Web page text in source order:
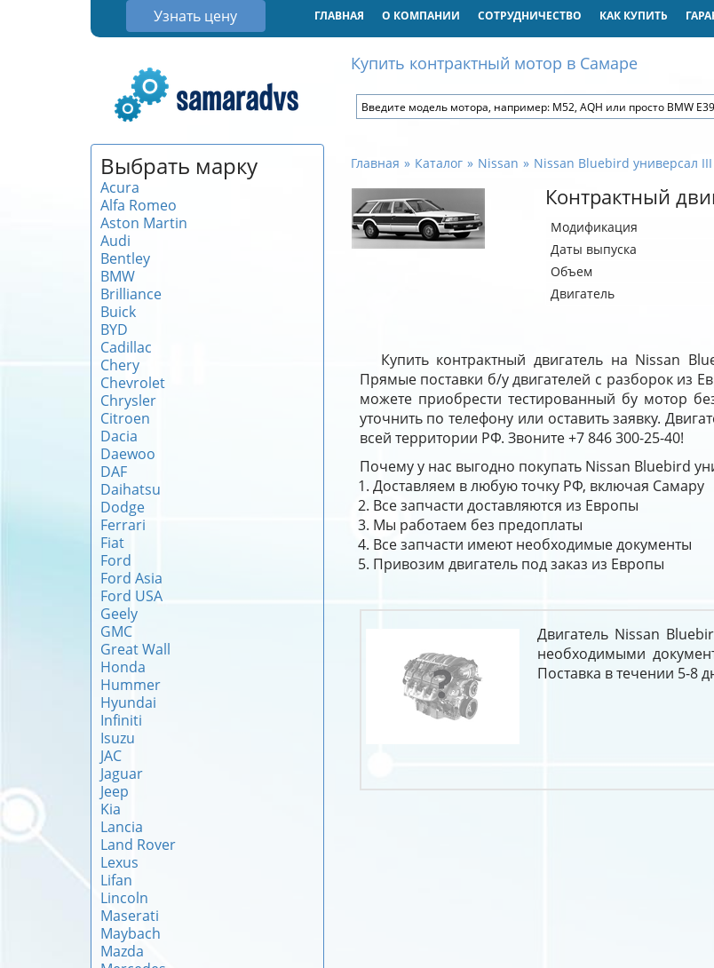
Узнать цену ГЛАВНАЯ О КОМПАНИИ СОТРУДНИЧЕСТВО КАК КУПИТЬ
Купить контрактный мотор в Самаре
Выбрать марку
Acura
Alfa Romeo
Aston Martin
Audi
Bentley
BMW
Brilliance
Buick
BYD
Cadillac
Chery
Chevrolet
Chrysler
Citroen
Dacia
Daewoo
DAF
Daihatsu
Dodge
Ferrari
Fiat
Ford
Ford Asia
Ford USA
Geely
GMC
Great Wall
Honda
Hummer
Hyundai
Infiniti
Isuzu
JAC
Jaguar
Jeep
Kia
Lancia
Land Rover
Lexus
Lifan
Lincoln
Maserati
Maybach
Mazda
Главная Каталог Nissan Nissan Bluebird универсал III
Контрактный
Модификация
Даты выпуска
Объем
Двигатель
Купить контрактный двигатель на Nissan
Прямые поставки б/у двигателей с разборок из
можете приобрести тестированный бу мотор
уточнить по телефону или оставить заявку.
всей территории РФ. Звоните +7 846 300-25-40!
Почему у нас выгодно покупать Nissan Bluebird
Доставляем в любую точку РФ, включая Самару
Все запчасти доставляются из Европы
Мы работаем без предоплаты
Все запчасти имеют необходимые документы
Привозим двигатель под заказ из Европы
Двигатель Nissan
необходимыми
Поставка в течении 5-8